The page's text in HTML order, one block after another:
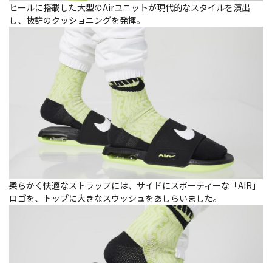
ヒールに搭載した大型のAirユニットが現代的なスタイルを演出
し、抜群のクッショニングを発揮。
柔らかく快適なストラップには、サイドにスポーティーな「AIR」
ロゴを、トップに大きなスウッシュをあしらいました。